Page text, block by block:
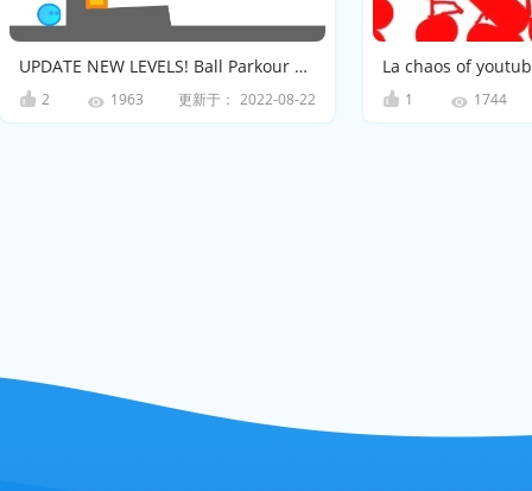
UPDATE NEW LEVELS! Ball Parkour 5!-Remix
2 1963 更新于： 2022-08-22
La chaos of
1 1744